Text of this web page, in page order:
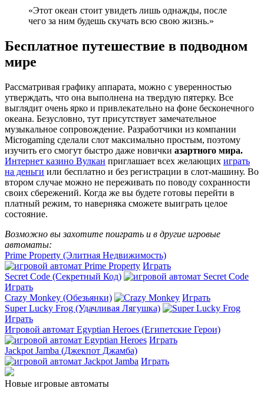
«Этот океан стоит увидеть лишь однажды, после
чего за ним будешь скучать всю свою жизнь.»
Бесплатное путешествие в подводном
мире
Рассматривая графику аппарата, можно с уверенностью
утверждать, что она выполнена на твердую пятерку. Все
выглядит очень ярко и привлекательно на фоне бесконечного
океана. Безусловно, тут присутствует замечательное
музыкальное сопровождение. Разработчики из компании
Microgaming сделали слот максимально простым, поэтому
изучить его смогут быстро даже новички азартного мира.
Интернет казино Вулкан приглашает всех желающих играть
на деньги или бесплатно и без регистрации в слот-машину. Во
втором случае можно не переживать по поводу сохранности
своих сбережений. Когда же вы будете готовы перейти в
платный режим, то наверняка сможете выиграть целое
состояние.
Возможно вы захотите поиграть и в другие игровые
автоматы:
Prime Property (Элитная Недвижимость)
Играть
Secret Code (Секретный Код)
Играть
Crazy Monkey (Обезьянки)
Играть
Super Lucky Frog (Удачливая Лягушка)
Играть
Игровой автомат Egyptian Heroes (Египетские Герои)
Играть
Jackpot Jamba (Джекпот Джамба)
Играть
Новые игровые автоматы